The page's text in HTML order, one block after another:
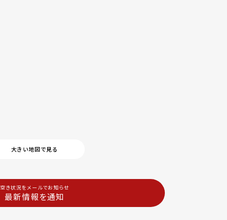
大きい地図で見る
空き状況をメールでお知らせ
最新情報を通知